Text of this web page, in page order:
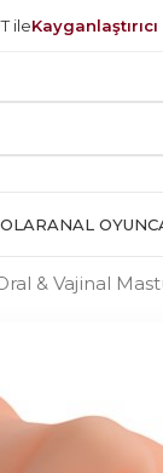
ile
ANAL
& Vajinal